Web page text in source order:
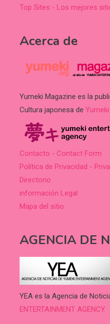
Top Sites - Los mejores
Acerca de
Yumeki Magazine es la
Cultura japonesa de
Contacto - Contact Form
Política de Privacidad -
Directorio
información Legal
Mapa del sitio
AGENCIA DE
YEA es la Agencia de
ENTERTAINMENT AGENCY.